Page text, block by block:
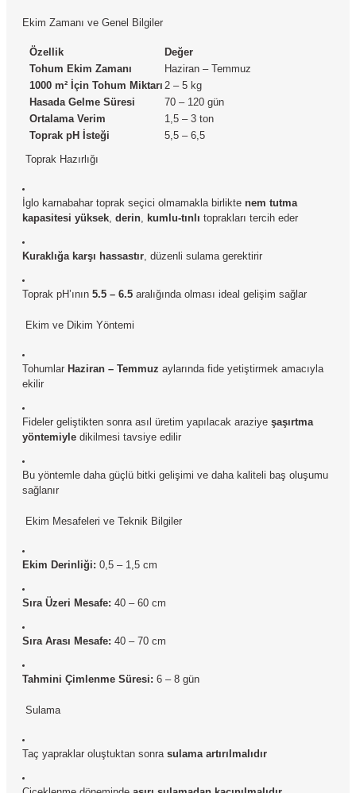
Ekim Zamanı ve Genel Bilgiler
Özellik
Değer
Tohum Ekim Zamanı
Haziran – Temmuz
1000 m² İçin Tohum Miktarı 2 – 5 kg
Hasada Gelme Süresi
70 – 120 gün
Ortalama Verim
1,5 – 3 ton
Toprak pH İsteği
5,5 – 6,5
Toprak Hazırlığı
İglo karnabahar toprak seçici olmamakla birlikte nem tutma
kapasitesi yüksek, derin, kumlu-tınlı toprakları tercih eder
Kuraklığa karşı hassastır, düzenli sulama gerektirir
Toprak pH’ının 5.5 – 6.5 aralığında olması ideal gelişim sağlar
Ekim ve Dikim Yöntemi
Tohumlar Haziran – Temmuz aylarında fide yetiştirmek amacıyla
ekilir
Fideler geliştikten sonra asıl üretim yapılacak araziye şaşırtma
yöntemiyle dikilmesi tavsiye edilir
Bu yöntemle daha güçlü bitki gelişimi ve daha kaliteli baş oluşumu
sağlanır
Ekim Mesafeleri ve Teknik Bilgiler
Ekim Derinliği: 0,5 – 1,5 cm
Sıra Üzeri Mesafe: 40 – 60 cm
Sıra Arası Mesafe: 40 – 70 cm
Tahmini Çimlenme Süresi: 6 – 8 gün
Sulama
Taç yapraklar oluştuktan sonra sulama artırılmalıdır